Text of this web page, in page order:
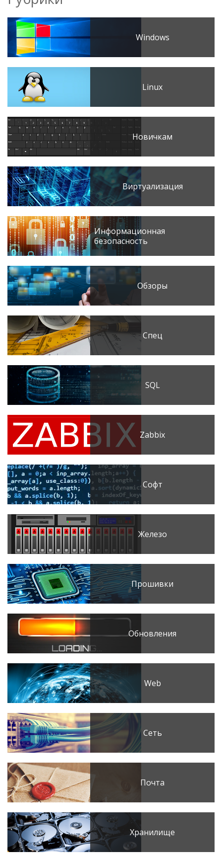
Windows
Linux
Новичкам
Виртуализация
Информационная
безопасность
Обзоры
Спец
SQL
Zabbix
Софт
Железо
Прошивки
Обновления
Web
Сеть
Почта
Хранилище